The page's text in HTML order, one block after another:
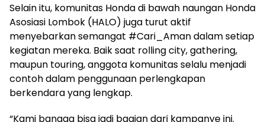
Selain itu, komunitas Honda di bawah naungan Honda
Asosiasi Lombok (HALO) juga turut aktif
menyebarkan semangat #Cari_Aman dalam setiap
kegiatan mereka. Baik saat rolling city, gathering,
maupun touring, anggota komunitas selalu menjadi
contoh dalam penggunaan perlengkapan
berkendara yang lengkap.
“Kami bangga bisa jadi bagian dari kampanye ini.